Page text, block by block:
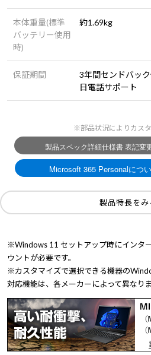
本体重量(標準
バッテリー使用
時)
約1.69kg
保証期間
3年間センドバッ
日電話サポート
※部品状況によりカス
製品特長をみ
※Windows 11 セットアップ時にインタ
ウントが必要です。
※カスタマイズで選択できる機器の
対応機能は、各メーカーによって異なりま